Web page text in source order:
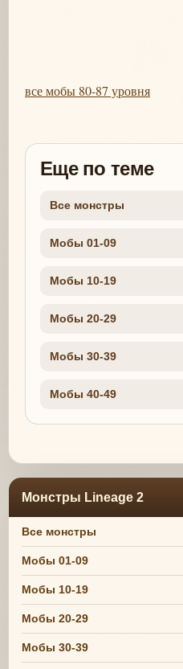
все мобы 80-87 уровня
Еще по теме
Все монстры
Мобы 01-09
Мобы 10-19
Мобы 20-29
Мобы 30-39
Мобы 40-49
Монстры Lineage 2
Все монстры
Мобы 01-09
Мобы 10-19
Мобы 20-29
Мобы 30-39